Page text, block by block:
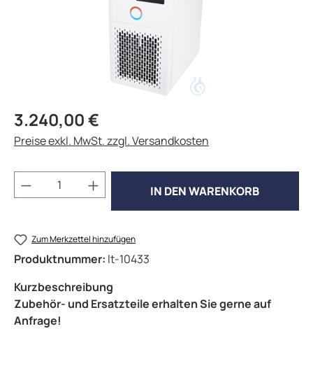
Regulärer Preis:
3.240,00 €
Preise exkl. MwSt. zzgl. Versandkosten
Produkt Anzahl: Gib den gewünschten
IN DEN WARENKORB
Zum Merkzettel hinzufügen
Produktnummer: lt-10433
Kurzbeschreibung
Zubehör- und Ersatzteile erhalten Sie gerne auf
Anfrage!